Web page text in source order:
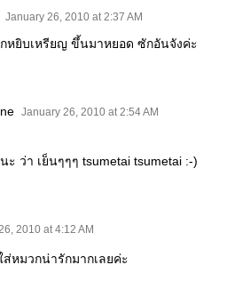
January 26, 2010 at 2:37 AM
หยิบเหรียญ ขึ้นมาหยอด ซักอันจังค่ะ
January 26, 2010 at 2:54 AM
ะ ว่า เย็นๆๆๆ tsumetai tsumetai :-)
2010 at 4:12 AM
หมวกน่ารักมากเลยค่ะ